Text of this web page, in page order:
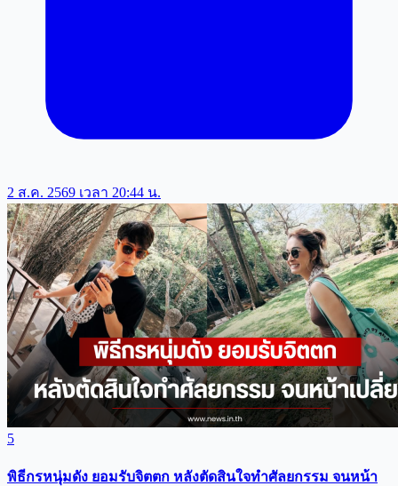
2 ส.ค. 2569 เวลา 20:44 น.
5
พิธีกรหนุ่มดัง ยอมรับจิตตก หลังตัดสินใจทำศัลยกรรม จนหน้า